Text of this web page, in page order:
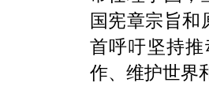
国宪章宗旨和
首呼吁坚持
作、维护世界